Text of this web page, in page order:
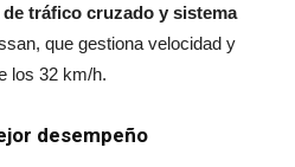
tráfico cruzado y sistema
que gestiona velocidad y
los 32 km/h.
desempeño